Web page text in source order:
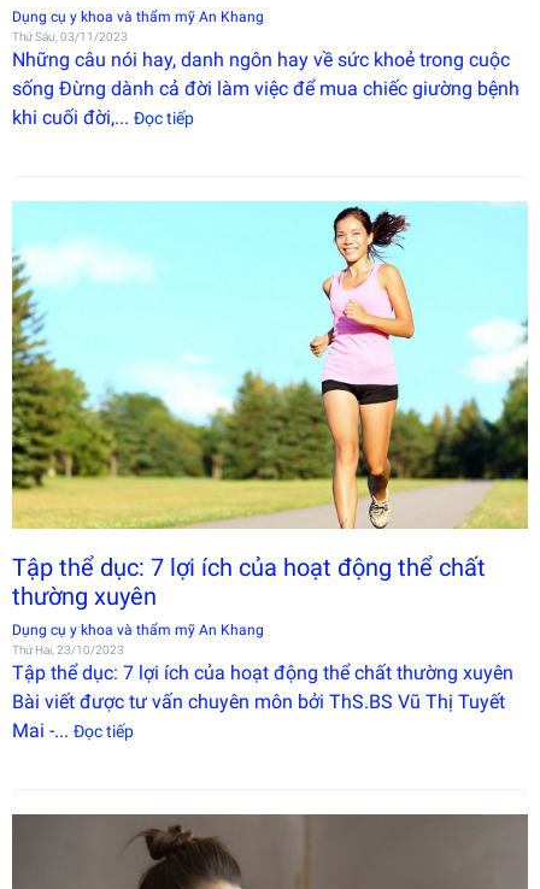
Dụng cụ y khoa và thẩm mỹ An Khang
Thứ Sáu, 03/11/2023
Những câu nói hay, danh ngôn hay về sức khoẻ trong cuộc
sống Đừng dành cả đời làm việc để mua chiếc giường bệnh
khi cuối đời,... Đọc tiếp
Tập thể dục: 7 lợi ích của hoạt động thể chất
thường xuyên
Dụng cụ y khoa và thẩm mỹ An Khang
Thứ Hai, 23/10/2023
Tập thể dục: 7 lợi ích của hoạt động thể chất thường xuyên
Bài viết được tư vấn chuyên môn bởi ThS.BS Vũ Thị Tuyết
Mai -... Đọc tiếp